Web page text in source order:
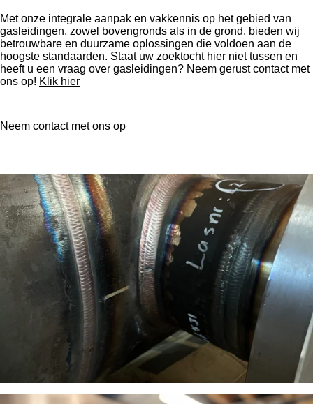
Met onze integrale aanpak en vakkennis op het gebied van
gasleidingen, zowel bovengronds als in de grond, bieden wij
betrouwbare en duurzame oplossingen die voldoen aan de
hoogste standaarden. Staat uw zoektocht hier niet tussen en
heeft u een vraag over gasleidingen? Neem gerust contact met
ons op! Klik hier
Neem contact met ons op